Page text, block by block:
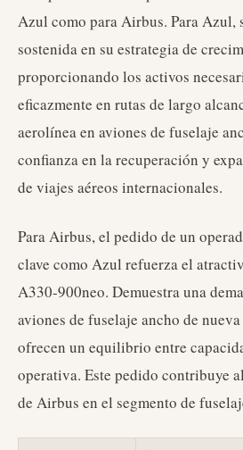
Azul como para Airbus. Para Azul,
sostenida en su estrategia de
proporcionando los activos
eficazmente en rutas de largo
aerolínea en aviones de fuselaje
confianza en la recuperación y
de viajes aéreos internacionales.
Para Airbus, el pedido de un
clave como Azul refuerza el
A330-900neo. Demuestra una
aviones de fuselaje ancho de
ofrecen un equilibrio entre
operativa. Este pedido contribuye
de Airbus en el segmento de